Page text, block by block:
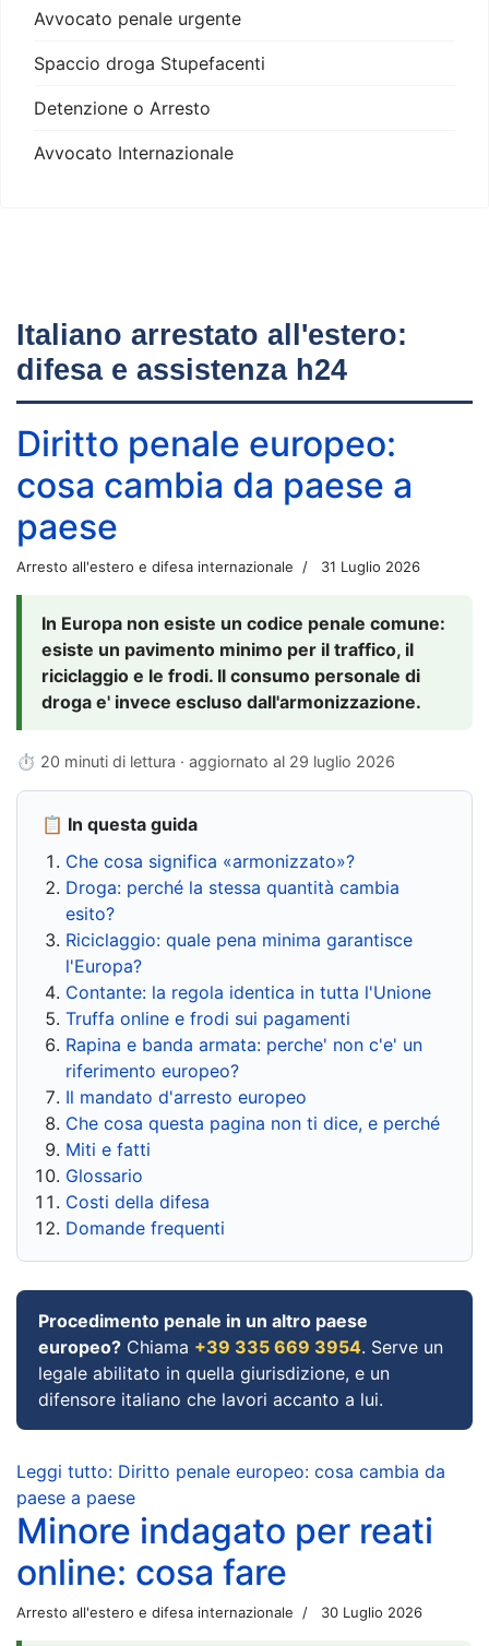
Avvocato penale urgente
Spaccio droga Stupefacenti
Detenzione o Arresto
Avvocato Internazionale
Italiano arrestato all'estero:
difesa e assistenza h24
Diritto penale europeo:
cosa cambia da paese a
paese
Arresto all'estero e difesa internazionale 31 Luglio 2026
In Europa non esiste un codice penale comune:
esiste un pavimento minimo per il traffico, il
riciclaggio e le frodi. Il consumo personale di
droga e' invece escluso dall'armonizzazione.
⏱ 20 minuti di lettura · aggiornato al 29 luglio 2026
📋 In questa guida
Che cosa significa «armonizzato»?
Droga: perché la stessa quantità cambia
esito?
Riciclaggio: quale pena minima garantisce
l'Europa?
Contante: la regola identica in tutta l'Unione
Truffa online e frodi sui pagamenti
Rapina e banda armata: perche' non c'e' un
riferimento europeo?
Il mandato d'arresto europeo
Che cosa questa pagina non ti dice, e perché
Miti e fatti
Glossario
Costi della difesa
Domande frequenti
Procedimento penale in un altro paese
europeo? Chiama +39 335 669 3954. Serve un
legale abilitato in quella giurisdizione, e un
difensore italiano che lavori accanto a lui.
Leggi tutto: Diritto penale europeo: cosa cambia da
paese a paese
Minore indagato per reati
online: cosa fare
Arresto all'estero e difesa internazionale 30 Luglio 2026